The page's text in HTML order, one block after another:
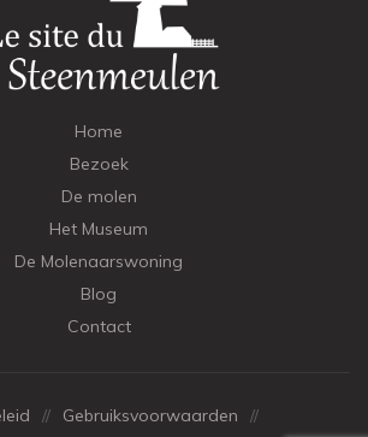
Home
Bezoek
De molen
Het Museum
De Molenaarswoning
Blog
Contact
// Gebruiksvoorwaarden
//